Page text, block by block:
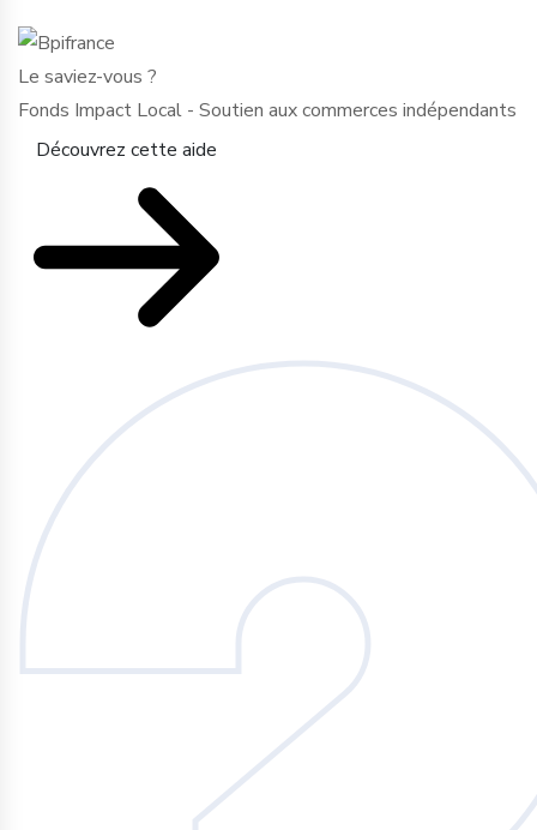
Le saviez-vous ?
Fonds Impact Local - Soutien aux commerces indépendants
Découvrez cette aide